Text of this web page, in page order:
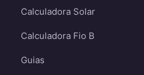
Calculadora Solar
Calculadora Fio B
Guias